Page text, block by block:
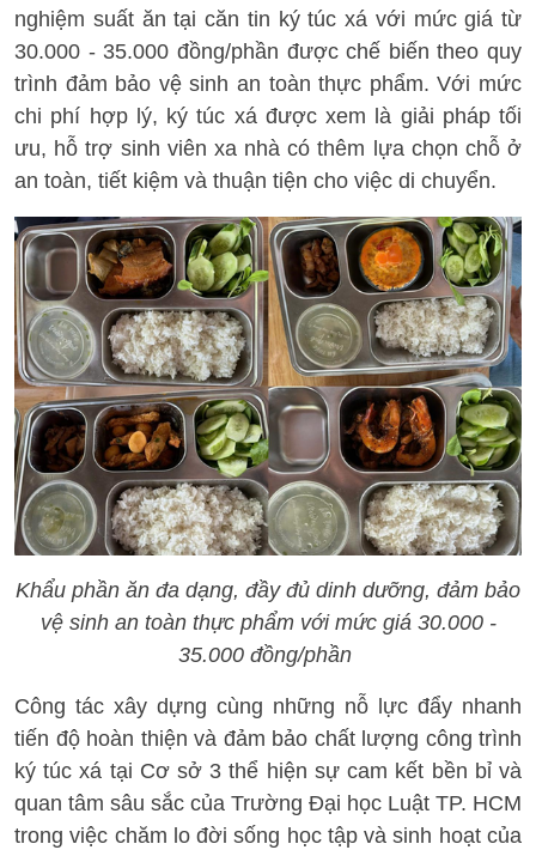
nghiệm suất ăn tại căn tin ký túc xá với mức giá từ
30.000 - 35.000 đồng/phần được chế biến theo quy
trình đảm bảo vệ sinh an toàn thực phẩm. Với mức
chi phí hợp lý, ký túc xá được xem là giải pháp tối
ưu, hỗ trợ sinh viên xa nhà có thêm lựa chọn chỗ ở
an toàn, tiết kiệm và thuận tiện cho việc di chuyển.
Khẩu phần ăn đa dạng, đầy đủ dinh dưỡng, đảm bảo
vệ sinh an toàn thực phẩm với mức giá 30.000 -
35.000 đồng/phần
Công tác xây dựng cùng những nỗ lực đẩy nhanh
tiến độ hoàn thiện và đảm bảo chất lượng công trình
ký túc xá tại Cơ sở 3 thể hiện sự cam kết bền bỉ và
quan tâm sâu sắc của Trường Đại học Luật TP. HCM
trong việc chăm lo đời sống học tập và sinh hoạt của